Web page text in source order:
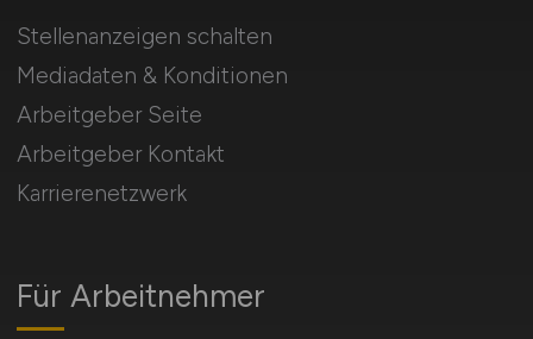
Für Arbeitnehmer
Stellenanzeigen schalten
Mediadaten & Konditionen
Arbeitgeber Seite
Arbeitgeber Kontakt
Karrierenetzwerk